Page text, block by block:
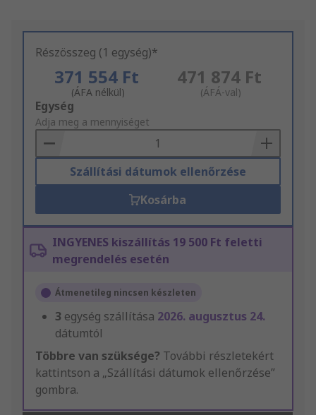
Részösszeg (1 egység)*
371 554 Ft
(ÁFA nélkül)
471 874 Ft
(ÁFÁ-val)
Add
to
Basket
Egység
Adja meg a mennyiséget
Szállítási dátumok ellenőrzése
Kosárba
INGYENES kiszállítás 19 500 Ft feletti
megrendelés esetén
Átmenetileg nincsen készleten
3 egység szállítása 2026. augusztus 24.
dátumtól
Többre van szüksége? További részletekért
kattintson a „Szállítási dátumok ellenőrzése”
gombra.